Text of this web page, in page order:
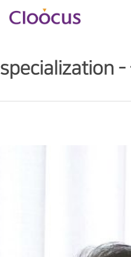
Hit enter to search or ESC to
specialization -